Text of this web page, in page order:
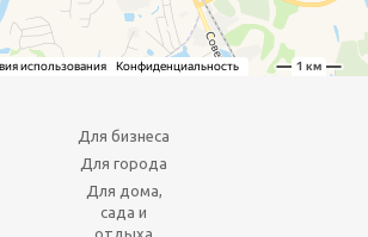
Для бизнеса
Для города
Для дома,
сада и